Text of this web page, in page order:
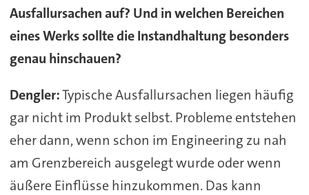
Ausfallursachen auf? Und in welchen Bereichen
eines Werks sollte die Instandhaltung besonders
genau hinschauen?
Dengler:Typische Ausfallursachen liegen häufig
gar nicht im Produkt selbst. Probleme entstehen
eher dann, wenn schon im Engineering zu nah
am Grenzbereich ausgelegt wurde oder wenn
äußere Einflüsse hinzukommen. Das kann